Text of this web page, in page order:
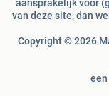
aansprakelijk voor
van deze site, dan
Copyright © 2026
een